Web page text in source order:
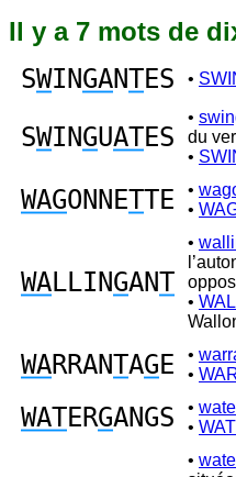
Il y a 7 mots de
SWINGANTES •
SWINGUATES
•
du
•
WAGONNETTE •
•
WALLINGANT
•
•
WARRANTAGE •
•
WATERGANGS •
•
•